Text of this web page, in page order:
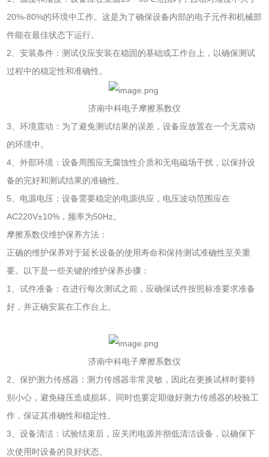
20%-80%的环境中工作。这是为了确保设备内部的电子元件和机械部
件能在最佳状态下运行。
2、安装条件：测试仪应安装在稳固的基础或工作台上，以确保测试
过程中的稳定性和准确性。
济南中科电子摩擦系数仪
3、环境震动：为了避免测试结果的误差，设备应放置在一个无震动
的环境中。
4、外部环境：设备周围应无腐蚀性介质和无电磁场干扰，以保持设
备的完好和测试结果的准确性。
5、电源电压：设备需要稳定的电源供应，电压波动范围应在
AC220V±10%，频率为50Hz。
摩擦系数仪维护保养方法：
正确的维护保养对于延长设备的使用寿命和保持测试准确性至关重
要。以下是一些关键的维护保养步骤：
1、试件准备：在进行每次测试之前，应确保试件按照标准要求准备
好，并正确安装在工作台上。
济南中科电子摩擦系数仪
2、保护测力传感器：测力传感器非常灵敏，因此在更换试样时要特
别小心，避免碰压造成损坏。同时也要定期做好测力传感器的校验工
作，保证其准确性和稳定性。
3、设备清洁：试验结束后，应关闭电源并彻低清洁设备，以确保下
次使用时设备的良好状态。